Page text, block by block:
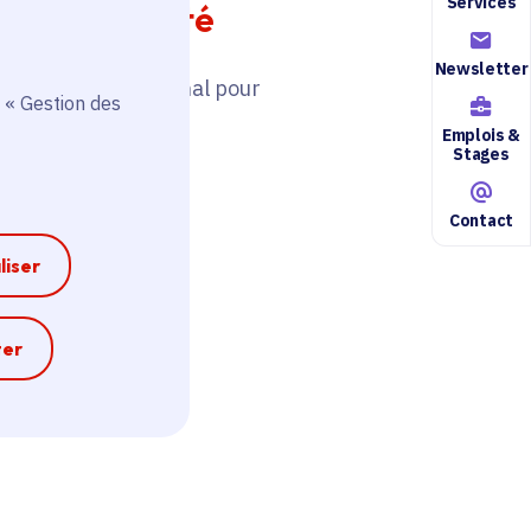
Gestion des
Newsletter
Emplois &
Stages
Contact
en difficulté
le Plan régional pour